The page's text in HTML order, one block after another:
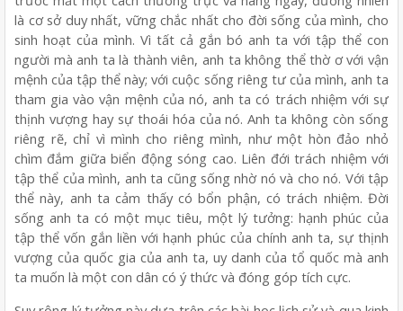
là cơ sở duy nhất, vững chắc nhất cho đời sống của mình, cho
sinh hoạt của mình. Vì tất cả gắn bó anh ta với tập thể con
người mà anh ta là thành viên, anh ta không thể thờ ơ với vận
mệnh của tập thể này; với cuộc sống riêng tư của mình, anh ta
tham gia vào vận mệnh của nó, anh ta có trách nhiệm với sự
thịnh vượng hay sự thoái hóa của nó. Anh ta không còn sống
riêng rẽ, chỉ vì mình cho riêng mình, như một hòn đảo nhỏ
chìm đắm giữa biển động sóng cao. Liên đới trách nhiệm với
tập thể của mình, anh ta cũng sống nhờ nó và cho nó. Với tập
thể này, anh ta cảm thấy có bổn phận, có trách nhiệm. Đời
sống anh ta có một mục tiêu, một lý tưởng: hạnh phúc của
tập thể vốn gắn liền với hạnh phúc của chính anh ta, sự thịnh
vượng của quốc gia của anh ta, uy danh của tổ quốc mà anh
ta muốn là một con dân có ý thức và đóng góp tích cực.